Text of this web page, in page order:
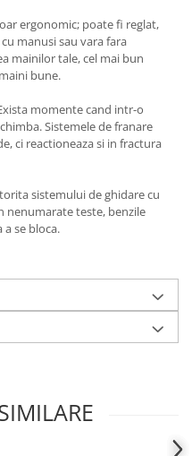
ergonomic; poate fi reglat,
manusi sau vara fara
mainilor tale, cel mai bun
bune.
momente cand intr-o
Sistemele de franare
ci reactioneaza si in fractura
sistemului de ghidare cu
nenumarate teste, benzile
se bloca.